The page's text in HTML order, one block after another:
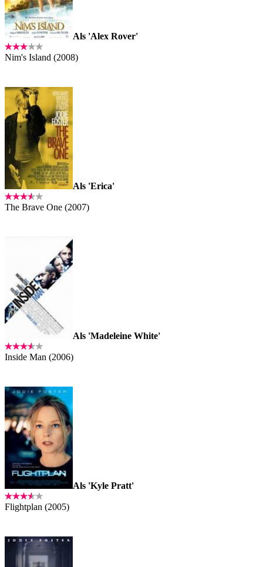
Als 'Alex Rover'
Nim's Island (2008)
Als 'Erica'
The Brave One (2007)
Als 'Madeleine White'
Inside Man (2006)
Als 'Kyle Pratt'
Flightplan (2005)